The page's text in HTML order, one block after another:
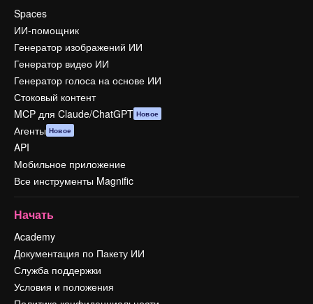
Spaces
ИИ-помощник
Генератор изображений ИИ
Генератор видео ИИ
Генератор голоса на основе ИИ
Стоковый контент
MCP для Claude/ChatGPT Новое
Агенты Новое
API
Мобильное приложение
Все инструменты Magnific
Начать
Academy
Документация по Пакету ИИ
Служба поддержки
Условия и положения